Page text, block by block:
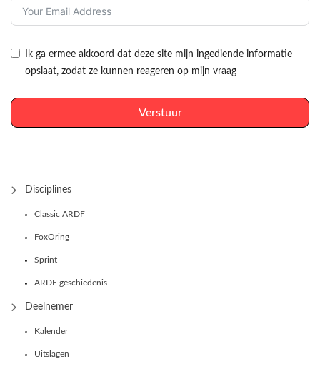
Ik ga ermee akkoord dat deze site mijn ingediende informatie
opslaat, zodat ze kunnen reageren op mijn vraag
Verstuur
Disciplines
Classic ARDF
FoxOring
Sprint
ARDF geschiedenis
Deelnemer
Kalender
Uitslagen